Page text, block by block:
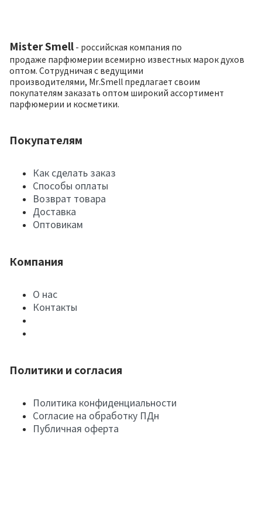
Mister Smell - российская компания по
продаже парфюмерии всемирно известных марок духов
оптом. Сотрудничая с ведущими
производителями, Mr.Smell предлагает своим
покупателям заказать оптом широкий ассортимент
парфюмерии и косметики.
Покупателям
Как сделать заказ
Способы оплаты
Возврат товара
Доставка
Оптовикам
Компания
О нас
Контакты
Политики и согласия
Политика конфиденциальности
Согласие на обработку ПДн
Публичная оферта